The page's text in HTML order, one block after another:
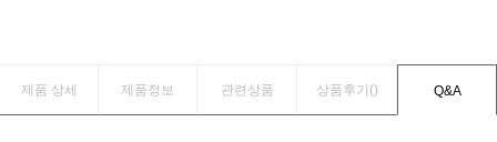
제품 상세 제품정보 관련상품 상품후기() Q&A